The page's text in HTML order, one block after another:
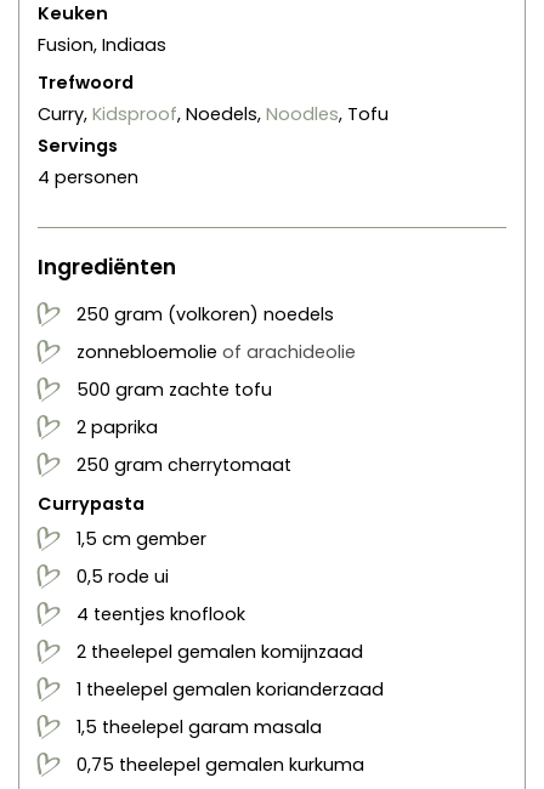
Keuken
Fusion, Indiaas
Trefwoord
Curry, Kidsproof, Noedels, Noodles, Tofu
Servings
4 personen
Ingrediënten
250 gram (volkoren) noedels
zonnebloemolie of arachideolie
500 gram zachte tofu
2 paprika
250 gram cherrytomaat
Currypasta
1,5 cm gember
0,5 rode ui
4 teentjes knoflook
2 theelepel gemalen komijnzaad
1 theelepel gemalen korianderzaad
1,5 theelepel garam masala
0,75 theelepel gemalen kurkuma